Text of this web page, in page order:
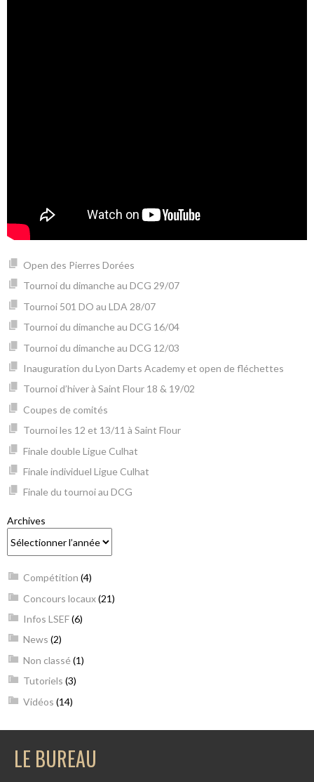
Open des Pierres Dorées
Tournoi du dimanche au DCG 29/07
Tournoi 501 DO au LDA 28/07
Tournoi du dimanche au DCG 16/04
Tournoi du dimanche au DCG 12/03
Inauguration du Lyon Darts Academy et open de fléchettes
Tournoi d’hiver à Saint Flour 18 & 19/02
Coupes de comités
Tournoi les 12 et 13/11 à Saint Flour
Finale double Ligue Culhat
Finale individuel Ligue Culhat
Finale du tournoi au DCG
Archives
Compétition (4)
Concours locaux(21)
Infos LSEF(6)
News (2)
Non classé (1)
Tutoriels (3)
Vidéos (14)
LE BUREAU